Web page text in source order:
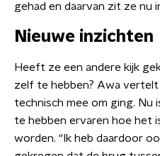
gehad en daarvan zit ze nu
Nieuwe inzichten
Heeft ze een andere kijk
zelf te hebben? Awa
technisch mee om ging. Nu
te hebben ervaren hoe het
worden. “Ik heb daardoor